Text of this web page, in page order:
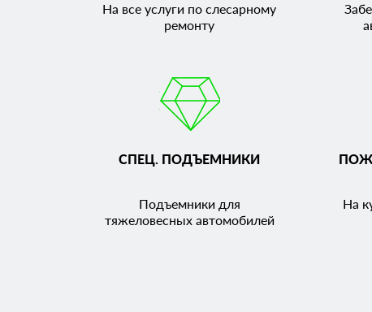
На все услуги по слесарному
ремонту
СПЕЦ. ПОДЪЕМНИКИ
Подъемники для
тяжеловесных автомобилей
На